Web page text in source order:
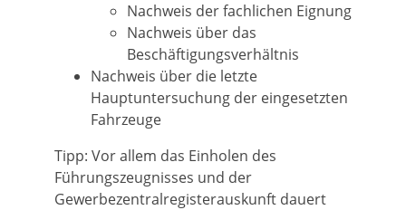
Nachweis der fachlichen Eignung
Nachweis über das
Beschäftigungsverhältnis
Nachweis über die letzte
Hauptuntersuchung der eingesetzten
Fahrzeuge
Tipp: Vor allem das Einholen des
Führungszeugnisses und der
Gewerbezentralregisterauskunft dauert